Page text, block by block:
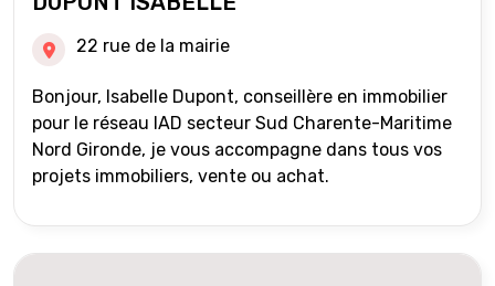
22 rue de la mairie
Bonjour, Isabelle Dupont, conseillère en immobilier
pour le réseau IAD secteur Sud Charente-Maritime
Nord Gironde, je vous accompagne dans tous vos
projets immobiliers, vente ou achat.